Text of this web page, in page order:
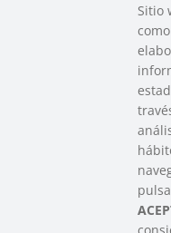
Asociación
del Tercer
Sitio